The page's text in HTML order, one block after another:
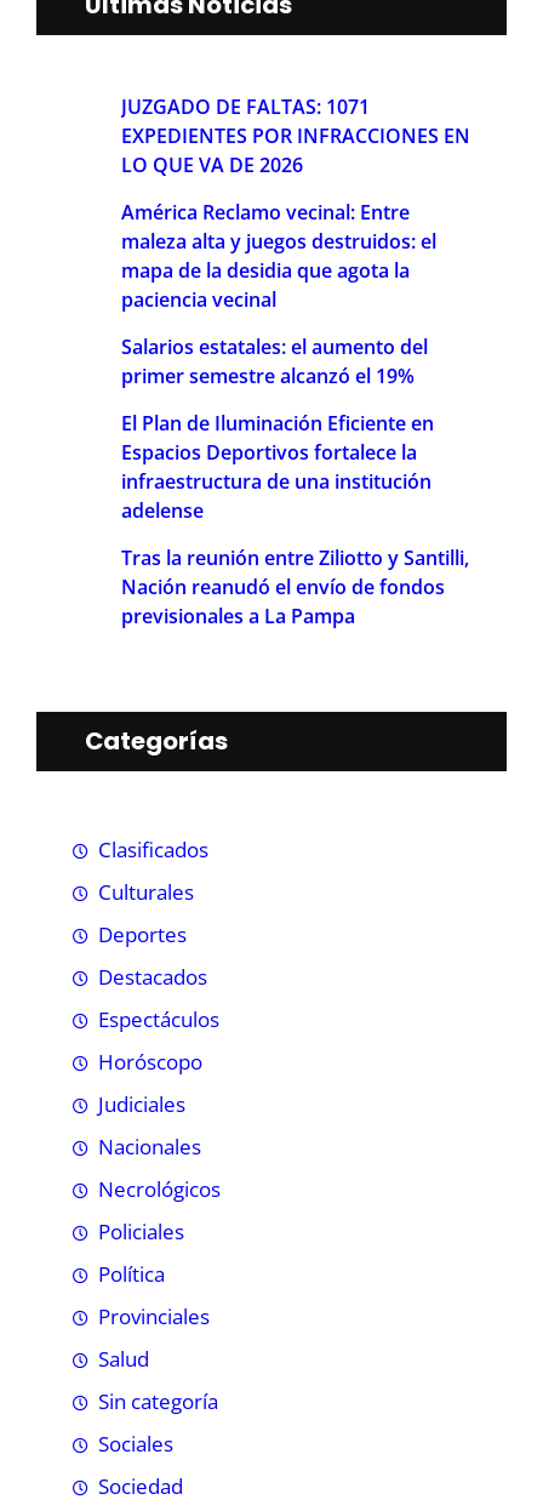
JUZGADO DE FALTAS: 1071
EXPEDIENTES POR INFRACCIONES EN
LO QUE VA DE 2026
América Reclamo vecinal: Entre
maleza alta y juegos destruidos: el
mapa de la desidia que agota la
paciencia vecinal
Salarios estatales: el aumento del
primer semestre alcanzó el 19%
El Plan de Iluminación Eficiente en
Espacios Deportivos fortalece la
infraestructura de una institución
adelense
Tras la reunión entre Ziliotto y Santilli,
Nación reanudó el envío de fondos
previsionales a La Pampa
Categorías
Clasificados
Culturales
Deportes
Destacados
Espectáculos
Horóscopo
Judiciales
Nacionales
Necrológicos
Policiales
Política
Provinciales
Salud
Sin categoría
Sociales
Sociedad